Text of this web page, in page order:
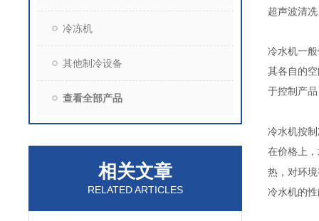
冷冻机
其他制冷设备
查看全部产品
相关文章
RELATED ARTICLES
超声波清冼
冷水机一
其各自的
于控制产
冷水机按
在价格上
热，对环
冷水机的